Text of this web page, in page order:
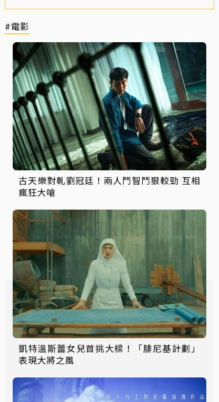
#電影
古天樂對軋劉冠廷！兩人鬥智鬥狠較勁 互相
瘋狂大嗆
凱特溫斯蕾女兒首挑大樑！「腓尼基計劃」
表現大將之風